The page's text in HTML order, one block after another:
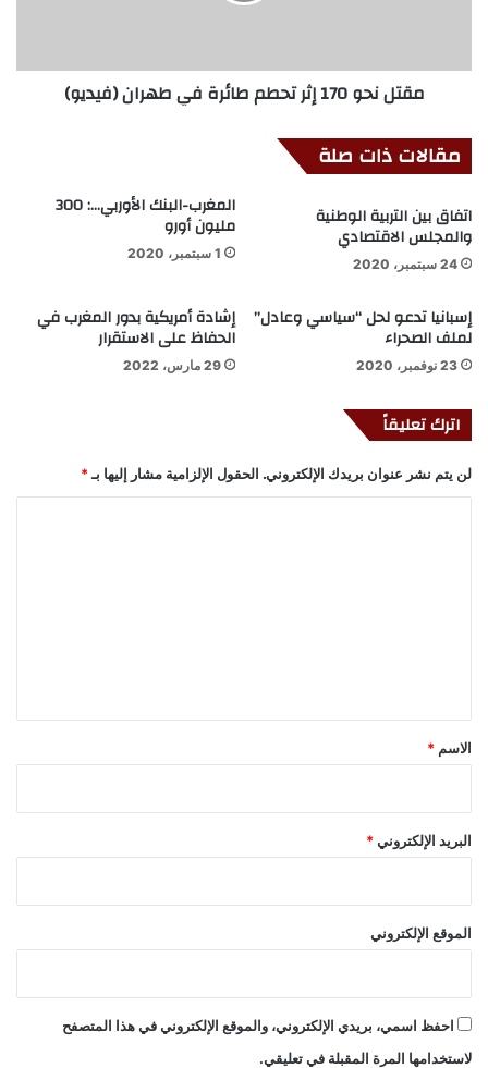
مقتل نحو 170 إثر تحطم طائرة في طهران (فيديو)
مقالات ذات صلة
اتفاق بين التربية الوطنية
والمجلس الاقتصادي
24 سبتمبر، 2020
المغرب-البنك الأوربي…: 300
مليون أورو
1 سبتمبر، 2020
إسبانيا تدعو لحل “سياسي وعادل”
لملف الصحراء
23 نوفمبر، 2020
إشادة أمريكية بدور المغرب في
الحفاظ على الاستقرار
29 مارس، 2022
اترك تعليقاً
لن يتم نشر عنوان بريدك الإلكتروني. الحقول الإلزامية مشار إليها بـ *
*
الاسم *
البريد الإلكتروني *
الموقع الإلكتروني
احفظ اسمي، بريدي الإلكتروني، والموقع الإلكتروني في هذا المتصفح
لاستخدامها المرة المقبلة في تعليقي.